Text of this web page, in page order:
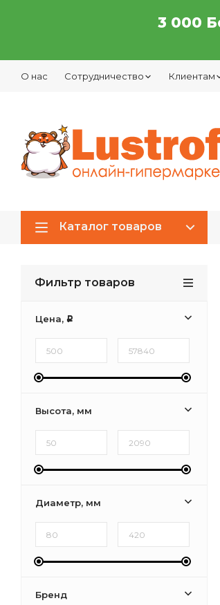
3 000
О нас Сотрудничество Клиентам
Каталог товаров
Фильтр товаров
Цена, Р
Высота, мм
Диаметр, мм
Бренд